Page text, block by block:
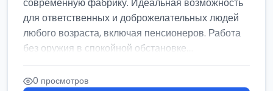
для ответственных и доброжелательных людей
любого возраста, включая пенсионеров. Работа
без оружия в спокойной обстановке....
0 просмотров